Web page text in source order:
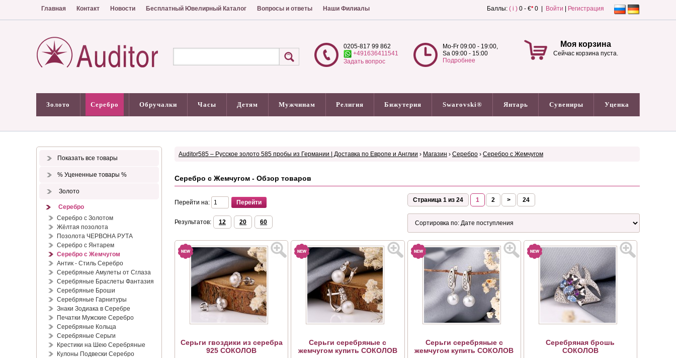
Главная Контакт Новости Бесплатный Ювелирный Каталог Вопросы и ответы Наши Филиалы Баллы: ( i ) 0 - €*0 | Войти Регистрация
0205-817 99 862
+491636411541
Задать вопрос
Mo-Fr 09:00 - 19:00,
Sa 09:00 - 15:00
Подробнее
Моя корзина
Сейчас корзина пуста.
Золото Серебро Обручалки Часы Детям Мужчинам Религия Бижутерия Swarovski® Янтарь Сувениры Уценка
Показать все товары
% Уцененные товары %
Золото
Серебро
Серебро с Золотом
Жёлтая позолота
Позолота ЧЕРВОНА РУТА
Серебро с Янтарем
Серебро с Жемчугом
Антик - Стиль Серебро
Серебряные Амулеты от Сглаза
Серебряные Браслеты Фантазия
Серебряные Броши
Серебряные Гарнитуры
Знаки Зодиака в Серебре
Печатки Мужские Серебро
Серебряные Кольца
Серебряные Серьги
Крестики на Шею Серебряные
Кулоны Подвески Серебро
Auditor585 – Русское золото 585 пробы из Германии | Доставка по Европе и Англии › Магазин › Серебро › Серебро с Жемчугом
Серебро с Жемчугом - Обзор товаров
Перейти на: Страница 1 из 24 1 2 > 24
Результатов: 12 20 60
Серьги гвоздики из серебра
925 СОКОЛОВ
Серьги серебряные с
жемчугом купить СОКОЛОВ
Серьги серебряные с
жемчугом купить СОКОЛОВ
Серебряная брошь
СОКОЛОВ